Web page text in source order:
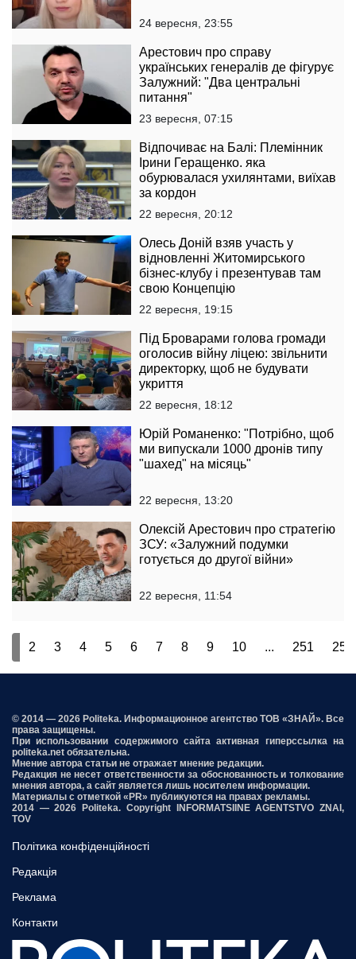
24 вересня, 23:55
Арестович про справу
українських генералів де фігурує
Залужний: "Два центральні
питання"
23 вересня, 07:15
Відпочиває на Балі: Племінник
Ірини Геращенко. яка
обурювалася ухилянтами, виїхав
за кордон
22 вересня, 20:12
Олесь Доній взяв участь у
відновленні Житомирського
бізнес-клубу і презентував там
свою Концепцію
22 вересня, 19:15
Під Броварами голова громади
оголосив війну ліцею: звільнити
директорку, щоб не будувати
укриття
22 вересня, 18:12
Юрій Романенко: "Потрібно, щоб
ми випускали 1000 дронів типу
"шахед" на місяць"
22 вересня, 13:20
Олексій Арестович про стратегію
ЗСУ: «Залужний подумки
готується до другої війни»
22 вересня, 11:54
2 3 4 5 6 7 8 9 10 ... 251 252
© 2014 — 2026 Politeka. Информационное агентство ТОВ «ЗНАЙ». Все
права защищены.
При использовании содержимого сайта активная гиперссылка на
politeka.net обязательна.
Мнение автора статьи не отражает мнение редакции.
Редакция не несет ответственности за обоснованность и толкование
мнения автора, а сайт является лишь носителем информации.
Материалы с отметкой «PR» публикуются на правах рекламы.
2014 — 2026 Politeka. Copyright INFORMATSIINE AGENTSTVO ZNAI,
TOV
Політика конфіденційності
Редакція
Реклама
Контакти